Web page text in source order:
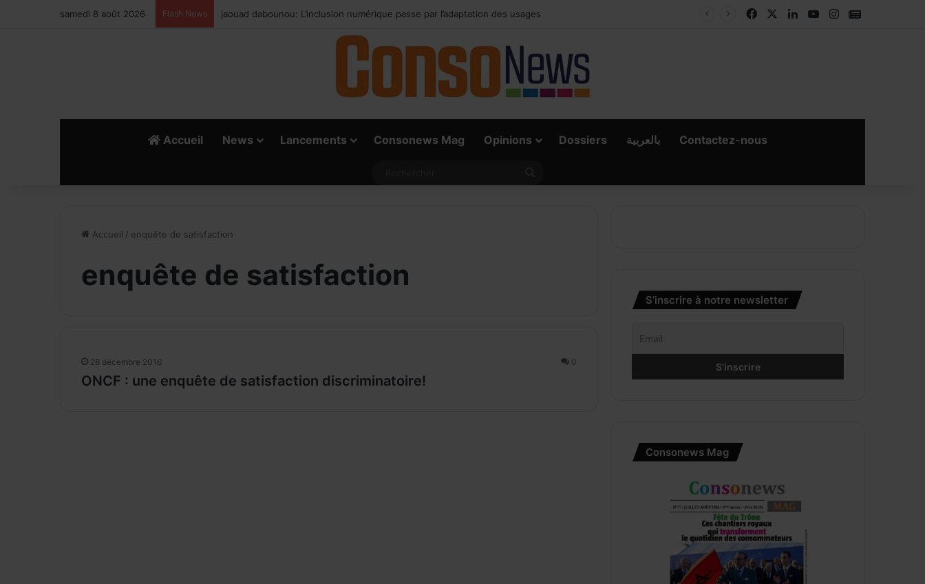
samedi 8 août 2026 Flash News Ismail Bellali : Le vrai défi du paiement digital, c’est l’acceptation chez les commerçants FacebookLinkedinYouTubeInstagram
Accueil News Lancements Consonews Mag Opinions Dossiers بالعربية Contactez-nous
Accueil / enquête de satisfaction
enquête de satisfaction
28 décembre 2016 0
ONCF : une enquête de satisfaction discriminatoire!
S’inscrire à notre newsletter
Consonews Mag